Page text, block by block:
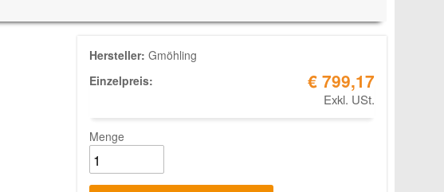
Hersteller: Gmöhling
Einzelpreis:
€ 799,17
Exkl. USt.
Menge